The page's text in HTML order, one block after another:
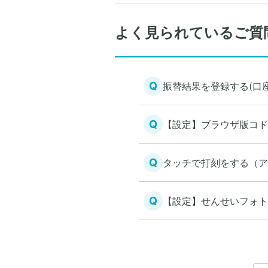
よく見られているご質
Q 振替結果を登録する(口
Q 【設定】ブラウザ版コ
Q タッチで打刻をする（
Q 【設定】せんせいフォ